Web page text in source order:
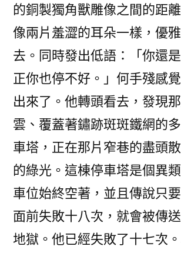
的銅製獨角獸雕像之間的距
像兩片羞澀的耳朵一樣，優
去。同時發出低語：「你還
正你也停不好。」何手殘感
出來了。他轉頭看去，發現
雲、覆蓋著鏽跡斑斑鐵網的
車塔，正在那片窄巷的盡頭
的綠光。這棟停車塔是個異
車位始終空著，並且傳說只
面前失敗十八次，就會被傳
地獄。他已經失敗了十七次